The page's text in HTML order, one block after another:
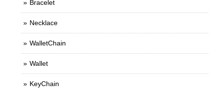
Bracelet
Necklace
WalletChain
Wallet
KeyChain